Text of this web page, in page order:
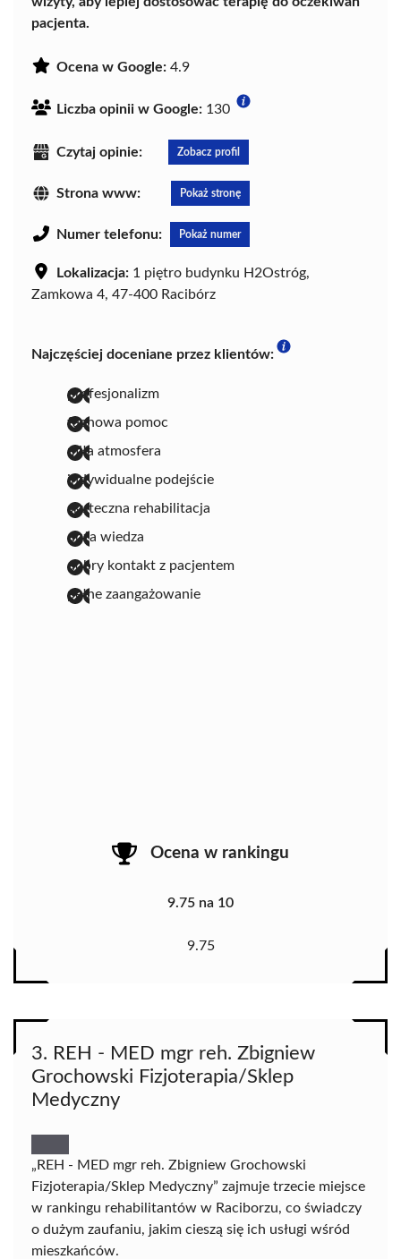
pacjenta.
Ocena w Google: 4.9
Liczba opinii w Google: 130
Czytaj opinie: Zobacz profil
Strona www: Pokaż stronę
Numer telefonu: Pokaż numer
Lokalizacja: 1 piętro budynku H2Ostróg,
Zamkowa 4, 47-400 Racibórz
Najczęściej doceniane przez klientów:
profesjonalizm
fachowa pomoc
miła atmosfera
indywidualne podejście
skuteczna rehabilitacja
duża wiedza
dobry kontakt z pacjentem
pełne zaangażowanie
Ocena w rankingu
9.75 na 10
9.75
3. REH - MED mgr reh. Zbigniew
Grochowski Fizjoterapia/Sklep
Medyczny
„REH - MED mgr reh. Zbigniew Grochowski
Fizjoterapia/Sklep Medyczny” zajmuje trzecie miejsce
w rankingu rehabilitantów w Raciborzu, co świadczy
o dużym zaufaniu, jakim cieszą się ich usługi wśród
mieszkańców.